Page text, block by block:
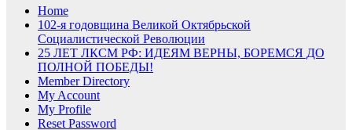
Home
102-я годовщина Великой Октябрьской
Социалистической Революции
25 ЛЕТ ЛКСМ РФ: ИДЕЯМ ВЕРНЫ, БОРЕМСЯ ДО
ПОЛНОЙ ПОБЕДЫ!
Member Directory
My Account
My Profile
Reset Password